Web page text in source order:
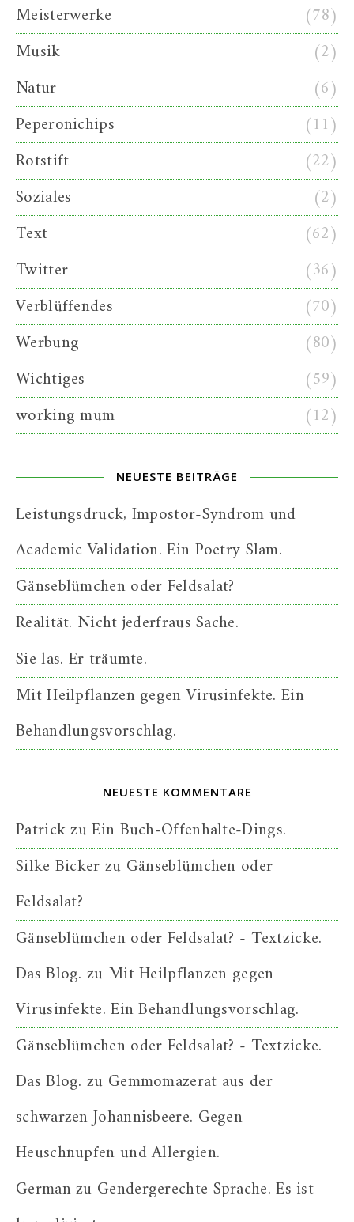
Meisterwerke
(78)
Musik
(2)
Natur
(6)
Peperonichips
(11)
Rotstift
(22)
Soziales
(2)
Text
(62)
Twitter
(36)
Verblüffendes
(70)
Werbung
(80)
Wichtiges
(59)
working mum
(12)
NEUESTE BEITRÄGE
Leistungsdruck, Impostor-Syndrom und
Academic Validation. Ein Poetry Slam.
Gänseblümchen oder Feldsalat?
Realität. Nicht jederfraus Sache.
Sie las. Er träumte.
Mit Heilpflanzen gegen Virusinfekte. Ein
Behandlungsvorschlag.
NEUESTE KOMMENTARE
PatrickzuEin Buch-Offenhalte-Dings.
Silke Bickerzu Gänseblümchen oder
Feldsalat?
Gänseblümchen oder Feldsalat? - Textzicke.
Das Blog. zu Mit Heilpflanzen gegen
Virusinfekte. Ein Behandlungsvorschlag.
Gänseblümchen oder Feldsalat? - Textzicke.
Das Blog. zu Gemmomazerat aus der
schwarzen Johannisbeere. Gegen
Heuschnupfen und Allergien.
Germanzu Gendergerechte Sprache. Es ist